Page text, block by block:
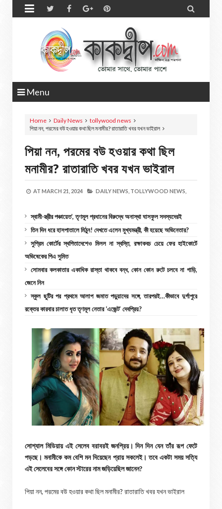
 
Menu
Home Daily News
tollywood news
পিয়া নন, পরমের বউ হওয়ার কথা ছিল মনামীর? রাতারাতি খবর যখন ভাইরাল
পিয়া নন, পরমের বউ হওয়ার কথা ছিল
মনামীর? রাতারাতি খবর যখন ভাইরাল
AT MARCH 21, 2024 DAILY NEWS, TOLLYWOOD NEWS,
স্বামী-স্ত্রীর পঞ্চায়েত’, তৃণমূল প্রধানের বিরুদ্ধে অনাস্থা ঘাসফুল সদস্যদেরই
তিন দিন ধরে হাসপাতালে মিঠুন! দেখতে এলেন মুখ্যমন্ত্রী, কী হয়েছে অভিনেতার?
সুপ্রিম কোর্টের স্থগিতাদেশেও মিলল না স্বস্তি, রক্ষাকবচ চেয়ে ফের হাইকোর্টে
অভিষেকের পিএ সুমিত
সোমবার কলকাতার একাধিক রাস্তা থাকবে বন্ধ, কোন কোন রুটে চলবে না গাড়ি,
জেনে নিন
স্কুল ছুটির পর প্রথমে আলাপ জমাত পড়ুয়াদের সঙ্গে, তারপরই…কীভাবে দুর্গাপুরে
রক্তের কারবার চালাত ধৃত তৃণমূল নেতার ‘এজেন্ট’ দেবপ্রিয়?
সোশ্যাল মিডিয়ায় এই সেলেব বরাবরই জনপ্রিয়। দিন দিন যেন তাঁর রূপ ফেটে
পড়ছে। মনামীকে কম বেশি মন দিয়েছেন প্রায় সকলেই। তবে একটা সময় সত্যি
এই সেলেবের সঙ্গে কোন স্টারের নাম জড়িয়েছিল জানেন?
পিয়া নন, পরমের বউ হওয়ার কথা ছিল মনামীর? রাতারাতি খবর যখন ভাইরাল